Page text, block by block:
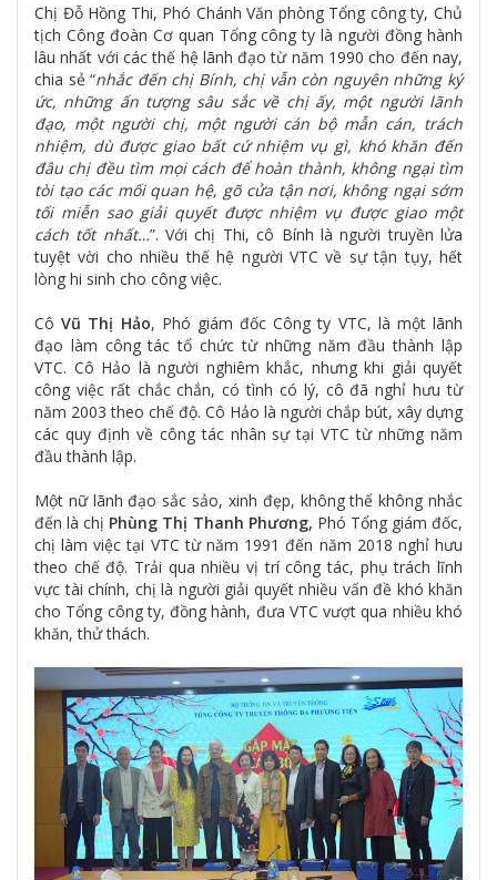
Chị Đỗ Hồng Thi, Phó Chánh Văn phòng Tổng công ty, Chủ
tịch Công đoàn Cơ quan Tổng công ty là người đồng hành
lâu nhất với các thế hệ lãnh đạo từ năm 1990 cho đến nay,
chia sẻ “nhắc đến chị Bính, chị vẫn còn nguyên những ký
ức, những ấn tượng sâu sắc về chị ấy, một người lãnh
đạo, một người chị, một người cán bộ mẫn cán, trách
nhiệm, dù được giao bất cứ nhiệm vụ gì, khó khăn đến
đâu chị đều tìm mọi cách để hoàn thành, không ngại tìm
tòi tạo các mối quan hệ, gõ cửa tận nơi, không ngại sớm
tối miễn sao giải quyết được nhiệm vụ được giao một
cách tốt nhất…”. Với chị Thi, cô Bính là người truyền lửa
tuyệt vời cho nhiều thế hệ người VTC về sự tận tụy, hết
lòng hi sinh cho công việc.
CôVũ Thị Hảo, Phó giám đốc Công ty VTC, là một lãnh
đạo làm công tác tổ chức từ những năm đầu thành lập
VTC. Cô Hảo là người nghiêm khắc, nhưng khi giải quyết
công việc rất chắc chắn, có tình có lý, cô đã nghỉ hưu từ
năm 2003 theo chế độ. Cô Hảo là người chắp bút, xây dựng
các quy định về công tác nhân sự tại VTC từ những năm
đầu thành lập.
Một nữ lãnh đạo sắc sảo, xinh đẹp, không thể không nhắc
đến là chị Phùng Thị Thanh Phương, Phó Tổng giám đốc,
chị làm việc tại VTC từ năm 1991 đến năm 2018 nghỉ hưu
theo chế độ. Trải qua nhiều vị trí công tác, phụ trách lĩnh
vực tài chính, chị là người giải quyết nhiều vấn đề khó khăn
cho Tổng công ty, đồng hành, đưa VTC vượt qua nhiều khó
khăn, thử thách.